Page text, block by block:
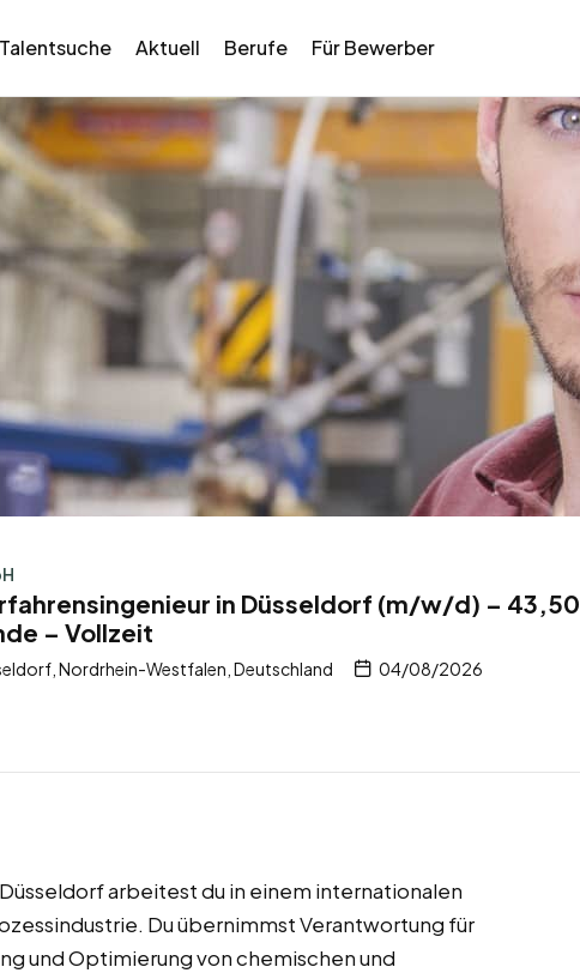
Talentsuche Aktuell Berufe Für Bewerber
in Düsseldorf (m/w/d) – 43,50
– Vollzeit
Nordrhein-Westfalen, Deutschland 04/08/2026
arbeitest du in einem internationalen
Du übernimmst Verantwortung für
und Optimierung von chemischen und